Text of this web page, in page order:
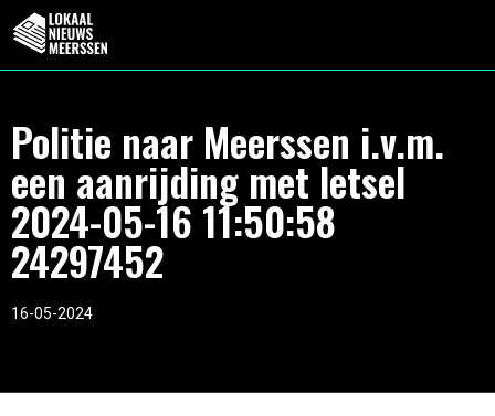
Politie naar Meerssen i.v.m.
een aanrijding met letsel
2024-05-16 11:50:58
24297452
16-05-2024